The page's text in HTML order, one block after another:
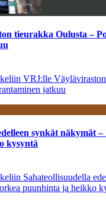
tieurakka Oulusta –
VRJ:lle
jatkuu
synkät näkymät
kysyntä
Sahateollisuudella
puunhinta ja heikko